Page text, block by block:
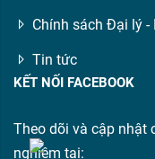
Chính sách Đại lý -
Tin tức
KẾT NỐI FACEBOOK
Theo dõi và cập nhật
nghiệm tại: